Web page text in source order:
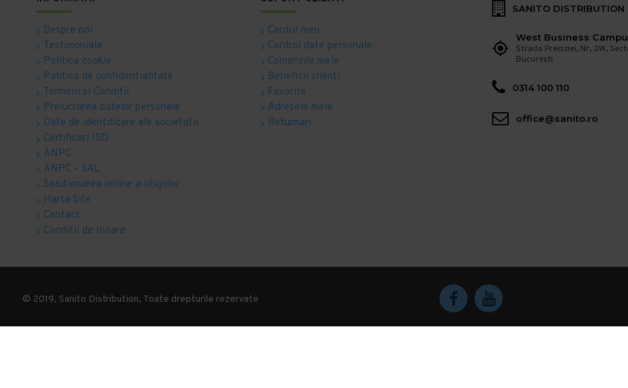
Despre noi
Testimoniale
Politica cookie
Politica de confidentialitate
Termeni si Conditii
Prelucrarea datelor personale
Date de identificare ale societatii
Certificari ISO
ANPC
ANPC - SAL
Solutionarea online a litigiilor
Harta Site
Contact
Conditii de livrare
Contul meu
Control date personale
Comenzile mele
Beneficii clienti
Favorite
Adresele mele
Returnari
SANITO DISTRIBUTION
West Business
Strada Preciziei, Nr, 3W,
Bucuresti
0314 100 110
office@sanito.ro
© 2019, Sanito Distribution, Toate drepturile rezervate